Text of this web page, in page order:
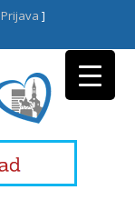
Prijava ]